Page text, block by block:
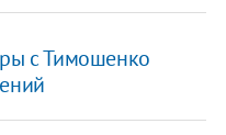
с Тимошенко